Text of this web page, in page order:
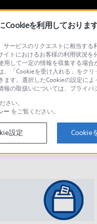
ージックプレーヤー
Q&A
を利用しております
ービスのリクエストに相当す
トにおけるお客様の利用状況
して一定の情報を収集する場
「Cookieを受け入れる」をク
す。選択したCookieの設定に
の取扱いについては、プライバ
さい。
ー をご覧ください。
設定 Cookie